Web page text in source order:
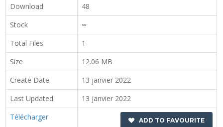
Download
48
Stock
∞
Total Files
1
Size
12.06 MB
Create Date
13 janvier 2022
Last Updated
13 janvier 2022
Télécharger
ADD TO FAVOURITE